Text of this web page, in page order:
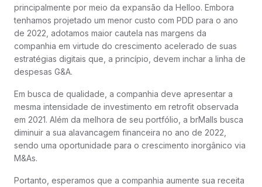
principalmente por meio da expansão da Helloo. Embora
tenhamos projetado um menor custo com PDD para o ano
de 2022, adotamos maior cautela nas margens da
companhia em virtude do crescimento acelerado de suas
estratégias digitais que, a princípio, devem inchar a linha de
despesas G&A.
Em busca de qualidade, a companhia deve apresentar a
mesma intensidade de investimento em retrofit observada
em 2021. Além da melhora de seu portfólio, a brMalls busca
diminuir a sua alavancagem financeira no ano de 2022,
sendo uma oportunidade para o crescimento inorgânico via
M&As.
Portanto, esperamos que a companhia aumente sua receita